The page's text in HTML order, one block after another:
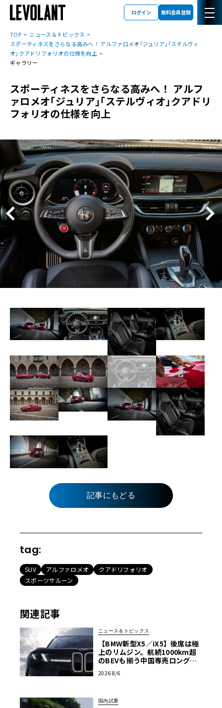
ログイン 無料会員登録
TOP
ニュース＆トピックス
スポーティネスをさらなる高みへ！ アルファロメオ｢ジュリア｣｢ステルヴィ
オ｣クアドリフォリオの仕様を向上
ギャラリー
スポーティネスをさらなる高みへ！ アルフ
ァロメオ｢ジュリア｣｢ステルヴィオ｣クアドリ
フォリオの仕様を向上
記事にもどる
tag:
SUV アルファロメオ
クアドリフォリオ
スポーツサルーン
関連記事
ニュース＆トピックス
【BMW新型X5／iX5】後席は極
上のリムジン。航続1000km超
のBEVも揃う中国専売ロング仕
2026 8/6
国内試乗